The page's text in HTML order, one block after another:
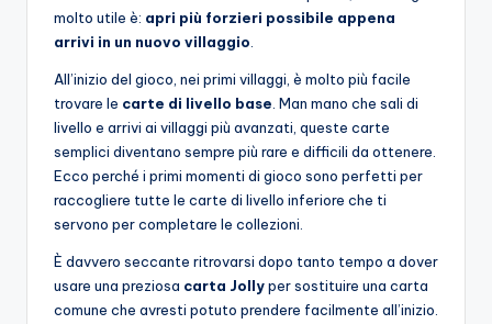
molto utile è: apri più forzieri possibile appena
arrivi in un nuovo villaggio
All’inizio del gioco, nei primi villaggi, è molto più facile
trovare le carte di livello base . Man mano che sali di
livello e arrivi ai villaggi più avanzati, queste carte
semplici diventano sempre più rare e difficili da ottenere.
Ecco perché i primi momenti di gioco sono perfetti per
raccogliere tutte le carte di livello inferiore che ti
servono per completare le collezioni.
È davvero seccante ritrovarsi dopo tanto tempo a dover
usare una preziosa carta Jollyper sostituire una carta
comune che avresti potuto prendere facilmente all’inizio.